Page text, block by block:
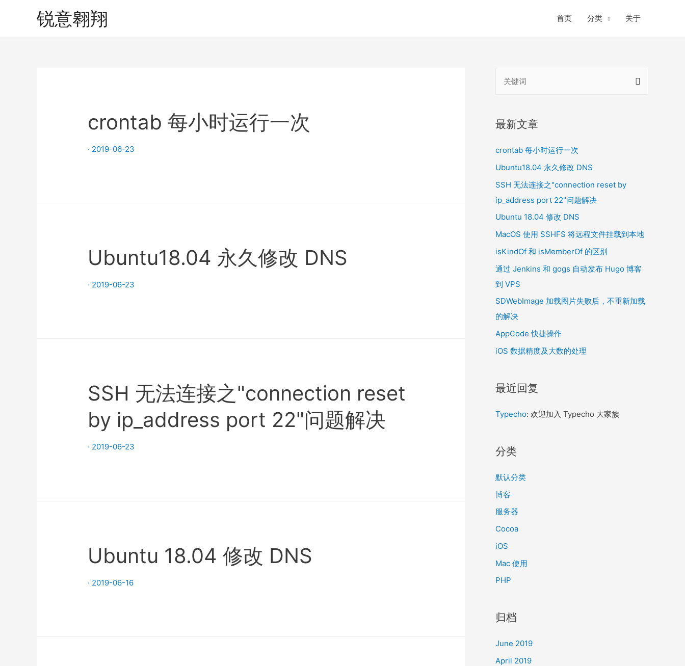
锐意翱翔 首页 分类 关于
crontab 每小时运行一次
· 2019-06-23
Ubuntu18.04 永久修改 DNS
· 2019-06-23
SSH 无法连接之"connection reset
by ip_address port 22"问题解决
· 2019-06-23
Ubuntu 18.04 修改 DNS
· 2019-06-16
最新文章
crontab 每小时运行一次
Ubuntu18.04 永久修改 DNS
SSH 无法连接之"connection reset by
ip_address port 22"问题解决
Ubuntu 18.04 修改 DNS
MacOS 使用 SSHFS 将远程文件挂载到本地
isKindOf 和 isMemberOf 的区别
通过 Jenkins 和 gogs 自动发布 Hugo 博客
到 VPS
SDWebImage 加载图片失败后，不重新加载
的解决
AppCode 快捷操作
iOS 数据精度及大数的处理
最近回复
Typecho: 欢迎加入 Typecho 大家族
分类
默认分类
博客
服务器
Cocoa
iOS
Mac 使用
PHP
归档
June 2019
April 2019